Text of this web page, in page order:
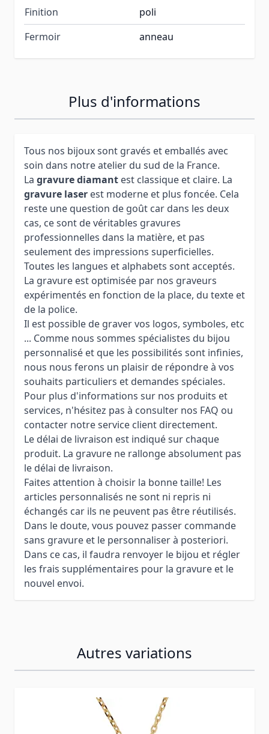
Finition
poli
Fermoir
anneau
Plus d'informations
Tous nos bijoux sont gravés et emballés avec
soin dans notre atelier du sud de la France.
La gravure diamant est classique et claire. La
gravure laser est moderne et plus foncée. Cela
reste une question de goût car dans les deux
cas, ce sont de véritables gravures
professionnelles dans la matière, et pas
seulement des impressions superficielles.
Toutes les langues et alphabets sont acceptés.
La gravure est optimisée par nos graveurs
expérimentés en fonction de la place, du texte et
de la police.
Il est possible de graver vos logos, symboles, etc
... Comme nous sommes spécialistes du bijou
personnalisé et que les possibilités sont infinies,
nous nous ferons un plaisir de répondre à vos
souhaits particuliers et demandes spéciales.
Pour plus d'informations sur nos produits et
services, n'hésitez pas à consulter nos FAQ ou
contacter notre service client directement.
Le délai de livraison est indiqué sur chaque
produit. La gravure ne rallonge absolument pas
le délai de livraison.
Faites attention à choisir la bonne taille! Les
articles personnalisés ne sont ni repris ni
échangés car ils ne peuvent pas être réutilisés.
Dans le doute, vous pouvez passer commande
sans gravure et le personnaliser à posteriori.
Dans ce cas, il faudra renvoyer le bijou et régler
les frais supplémentaires pour la gravure et le
nouvel envoi.
Autres variations